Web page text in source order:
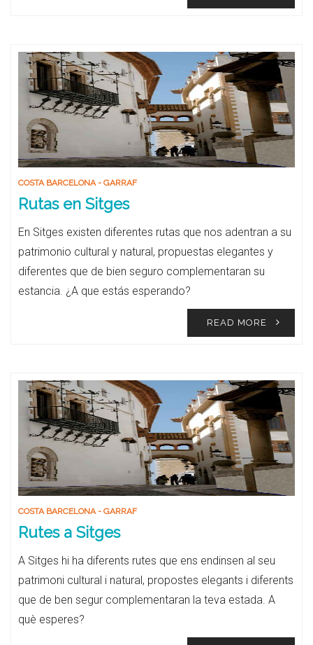
COSTA BARCELONA - GARRAF
Rutas en Sitges
En Sitges existen diferentes rutas que nos adentran a su
patrimonio cultural y natural, propuestas elegantes y
diferentes que de bien seguro complementaran su
estancia. ¿A que estás esperando?
READ MORE
COSTA BARCELONA - GARRAF
Rutes a Sitges
A Sitges hi ha diferents rutes que ens endinsen al seu
patrimoni cultural i natural, propostes elegants i diferents
que de ben segur complementaran la teva estada. A
què esperes?